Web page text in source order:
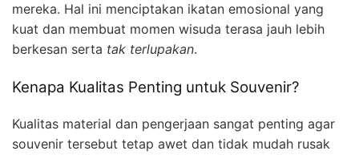
mereka. Hal ini menciptakan ikatan emosional yang
kuat dan membuat momen wisuda terasa jauh lebih
berkesan serta tak terlupakan.
Kenapa Kualitas Penting untuk Souvenir?
Kualitas material dan pengerjaan sangat penting agar
souvenir tersebut tetap awet dan tidak mudah rusak